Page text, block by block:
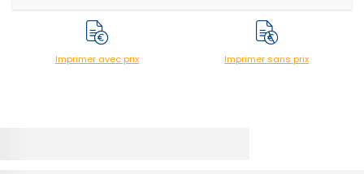
Imprimer avec prix Imprimer sans prix